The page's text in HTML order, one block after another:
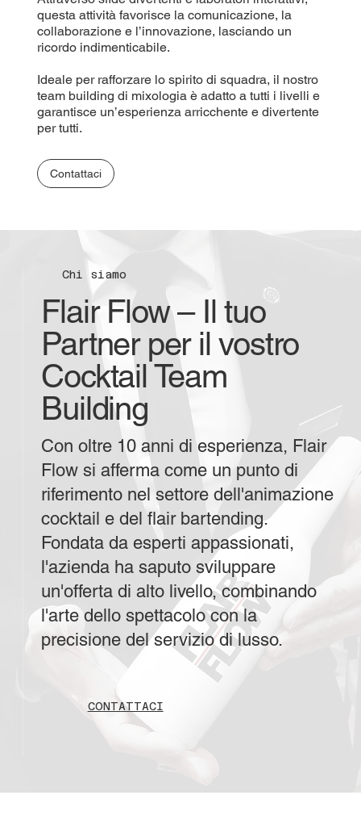
questa attività favorisce la comunicazione, la
collaborazione e l’innovazione, lasciando un
ricordo indimenticabile.
Ideale per rafforzare lo spirito di squadra, il nostro
team building di mixologia è adatto a tutti i livelli e
garantisce un’esperienza arricchente e divertente
per tutti.
Contattaci
Chi siamo
Flair Flow – Il tuo
Partner per il vostro
Cocktail Team
Building
CONTATTACI
Con oltre 10 anni di esperienza, Flair
Flow si afferma come un punto di
riferimento nel settore dell'animazione
cocktail e del flair bartending.
Fondata da esperti appassionati,
l'azienda ha saputo sviluppare
un'offerta di alto livello, combinando
l'arte dello spettacolo con la
precisione del servizio di lusso.